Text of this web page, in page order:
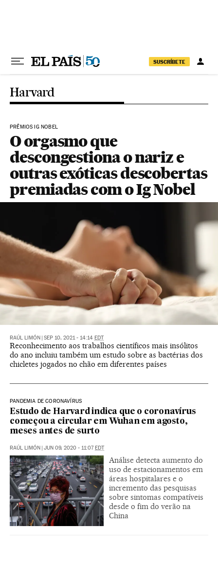
SUSCRÍBETE
Harvard
PRÊMIOS IG NOBEL
O orgasmo que
descongestiona o nariz e
outras exóticas descobertas
premiadas com o Ig Nobel
RAÚL LIMÓN SEP 10, 2021 - 14:14 EDT
Reconhecimento aos trabalhos científicos mais insólitos
do ano incluiu também um estudo sobre as bactérias dos
chicletes jogados no chão em diferentes países
PANDEMIA DE CORONAVÍRUS
Estudo de Harvard indica que o coronavírus
começou a circular em Wuhan em agosto,
meses antes de surto
RAÚL LIMÓN JUN 09, 2020 - 11:07 EDT
Análise detecta aumento do
uso de estacionamentos em
áreas hospitalares e o
incremento das pesquisas
sobre sintomas compatíveis
desde o fim do verão na
China